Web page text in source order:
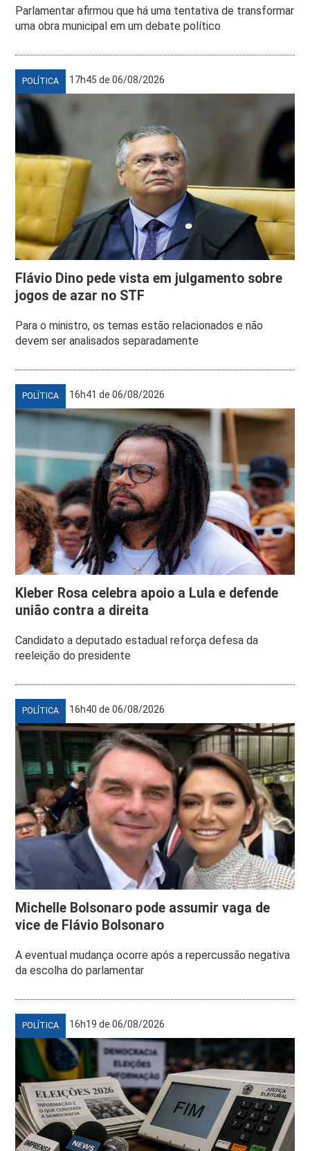
Parlamentar afirmou que há uma tentativa de transformar
uma obra municipal em um debate político
POLÍTICA 17h45 de 06/08/2026
Flávio Dino pede vista em julgamento sobre
jogos de azar no STF
Para o ministro, os temas estão relacionados e não
devem ser analisados separadamente
POLÍTICA 16h41 de 06/08/2026
Kleber Rosa celebra apoio a Lula e defende
união contra a direita
Candidato a deputado estadual reforça defesa da
reeleição do presidente
POLÍTICA 16h40 de 06/08/2026
Michelle Bolsonaro pode assumir vaga de
vice de Flávio Bolsonaro
A eventual mudança ocorre após a repercussão negativa
da escolha do parlamentar
POLÍTICA 16h19 de 06/08/2026